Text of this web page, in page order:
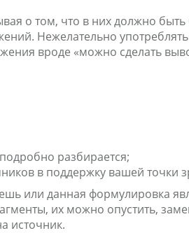
о том, что в них должно
Нежелательно
вроде «можно сделать
разбирается;
в поддержку вашей точки
или данная формулировка
их можно опустить,
источник.